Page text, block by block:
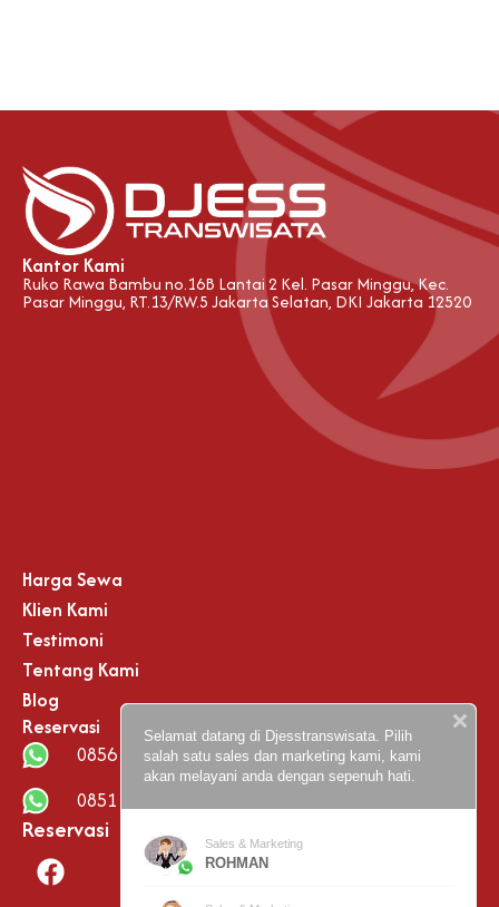
Kantor Kami
Ruko Rawa Bambu no.16B Lantai 2 Kel. Pasar Minggu, Kec.
Pasar Minggu, RT.13/RW.5 Jakarta Selatan, DKI Jakarta 12520
Harga Sewa
Klien Kami
Testimoni
Tentang Kami
Blog
Reservasi
0856 0000 8950 (Rohman)
0851 3883 8828 (Admin)
Reservasi
F
a
X
Selamat datang di Djesstranswisata. Pilih
salah satu sales dan marketing kami, kami
akan melayani anda dengan sepenuh hati.
Sales & Marketing
ROHMAN